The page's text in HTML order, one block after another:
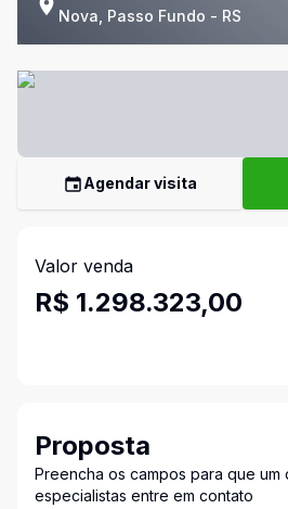
Nova, Passo Fundo - RS
Agendar visita
Valor venda
R$ 1.298.323,00
Proposta
Preencha os campos para que um
especialistas entre em contato